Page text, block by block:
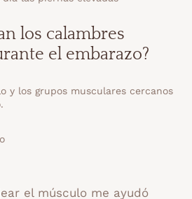
los calambres
el embarazo?
y los grupos musculares cercanos
el músculo me ayudó